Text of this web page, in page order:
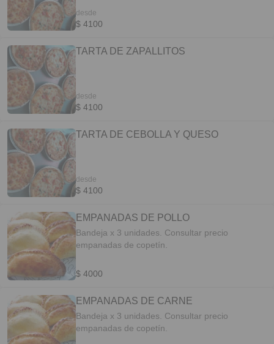
desde
$ 4100
TARTA DE ZAPALLITOS
desde
$ 4100
TARTA DE CEBOLLA Y QUESO
desde
$ 4100
EMPANADAS DE POLLO
Bandeja x 3 unidades. Consultar precio
empanadas de copetín.
$ 4000
EMPANADAS DE CARNE
Bandeja x 3 unidades. Consultar precio
empanadas de copetín.